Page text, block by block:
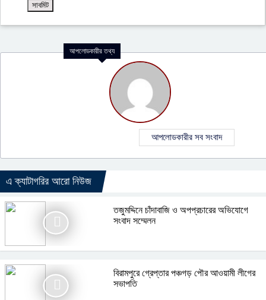
আপলোডকারীর তথ্য
আপলোডকারীর সব সংবাদ
এ ক্যাটাগরির আরো নিউজ
তজুমদ্দিনে চাঁদাবাজি ও অপপ্রচারের অভিযোগে
সংবাদ সম্মেলন
বিরামপুরে গ্রেপ্তার পঞ্চগড় পৌর আওয়ামী লীগের
সভাপতি